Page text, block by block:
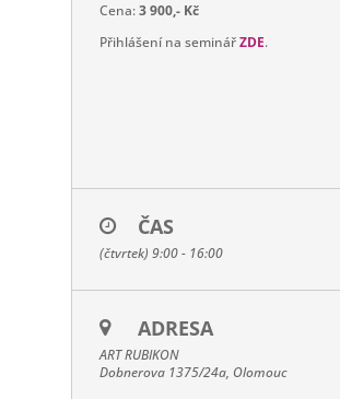
Cena:3 900,- Kč
Přihlášení na seminářZDE.
ČAS
(čtvrtek) 9:00 - 16:00
ADRESA
ART RUBIKON
Dobnerova 1375/24a, Olomouc